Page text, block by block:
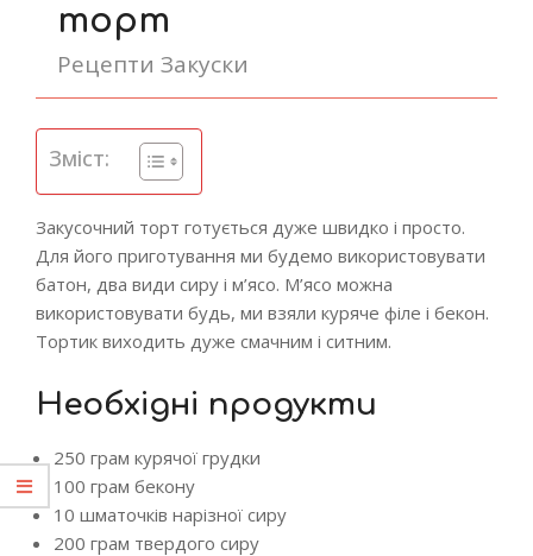
торт
Рецепти Закуски
Зміст:
Закусочний торт готується дуже швидко і просто.
Для його приготування ми будемо використовувати
батон, два види сиру і м’ясо. М’ясо можна
використовувати будь, ми взяли куряче філе і бекон.
Тортик виходить дуже смачним і ситним.
Необхідні продукти
250 грам курячої грудки
100 грам бекону
10 шматочків нарізної сиру
200 грам твердого сиру